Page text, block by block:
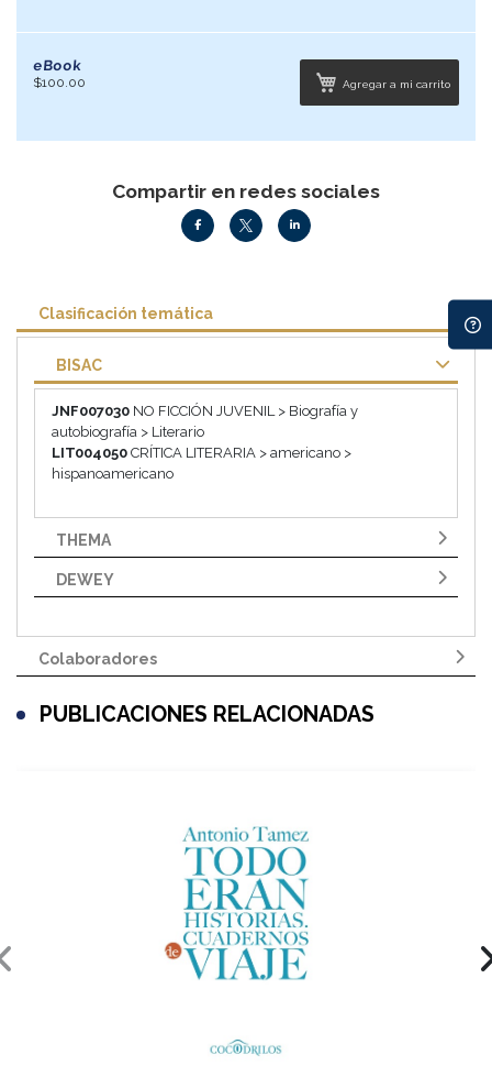
eBook
$100.00 Agregar a mi carrito
Compartir en redes sociales
Clasificación temática
BISAC
JNF007030 NO FICCIÓN JUVENIL > Biografía y
autobiografía > Literario
LIT004050 CRÍTICA LITERARIA > americano >
hispanoamericano
THEMA
DEWEY
Colaboradores
PUBLICACIONES RELACIONADAS